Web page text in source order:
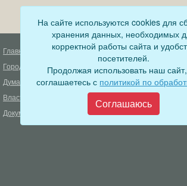
Главная
Город
Дума
Власть
Документы
ОФИЦИАЛЬНЫЙ ВЕСТНИК
Меры
городской
На сайте используются cookies для
хранения данных, необходимых
корректной работы сайта и
посетителей.
Продолжая использовать наш
соглашаетесь с политикой по
Соглашаюсь